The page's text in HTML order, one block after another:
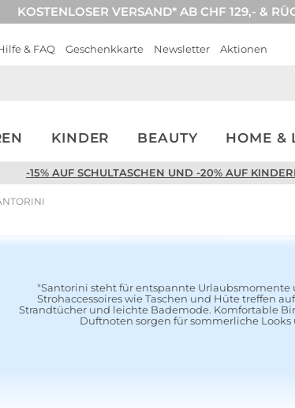
KOSTENLOSER VERSAND* AB CHF 129,- &
& FAQ Geschenkkarte Newsletter Aktionen
KINDER BEAUTY HOME &
-15% AUF SCHULTASCHEN UND -20% AUF
"Santorini steht für entspannte
Strohaccessoires wie Taschen und Hüte treffen
Strandtücher und leichte Bademode. Komfortable
Duftnoten sorgen für sommerliche Looks